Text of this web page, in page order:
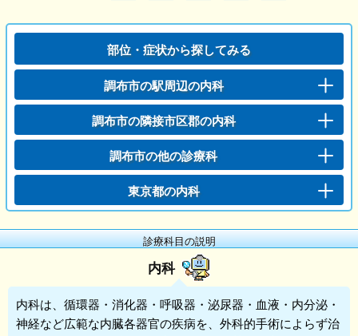
部位・症状から探してみる
調布市の駅周辺の内科
調布市の隣接市区郡の内科
調布市の他の診療科
東京都の内科
診療科目の説明
内科
内科は、循環器・消化器・呼吸器・泌尿器・血液・内分泌・
神経など広範な内臓各器官の疾病を、外科的手術によらず治